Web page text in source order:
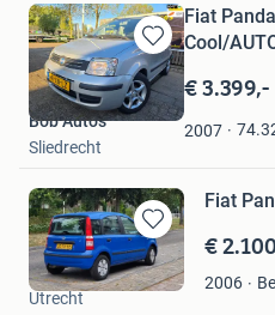
Bewaren
in
Mijn
Favorieten
Fiat
Cool/
€ 3.399,-
2007
Bob Auto's
Sliedrecht
Bewaren
in
Mijn
Fiat
€
2006
Eefje
Utrecht